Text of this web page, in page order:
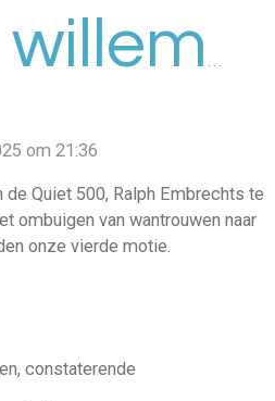
om 21:36
de Quiet 500, Ralph Embrechts te
ombuigen van wantrouwen naar
onze vierde motie.
constaterende